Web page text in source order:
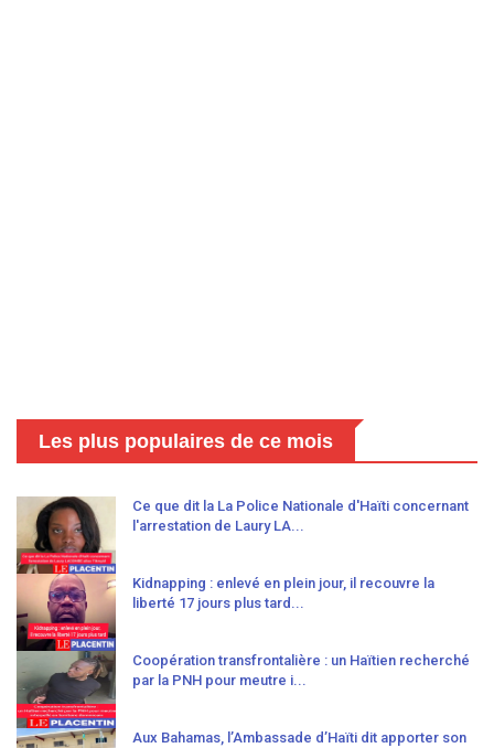
Les plus populaires de ce mois
Ce que dit la La Police Nationale d'Haïti concernant
l'arrestation de Laury LA...
Kidnapping : enlevé en plein jour, il recouvre la
liberté 17 jours plus tard...
Coopération transfrontalière : un Haïtien recherché
par la PNH pour meutre i...
Aux Bahamas, l’Ambassade d’Haïti dit apporter son